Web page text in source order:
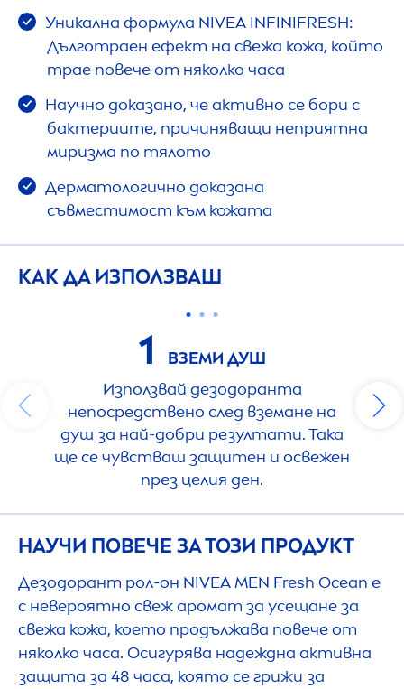
Уникална формула NIVEA INFINIFRESH:
Дълготраен ефект на свежа кожа, който
трае повече от няколко часа
Научно доказано, че активно се бори с
бактериите, причиняващи неприятна
миризма по тялото
Дерматологично доказана
съвместимост към кожата
КАК ДА ИЗПОЛЗВАШ
1
ВЗЕМИ ДУШ
Използвай дезодоранта
непосредствено след вземане на
душ за най-добри резултати. Така
ще се чувстваш защитен и освежен
през целия ден.
НАУЧИ ПОВЕЧЕ ЗА ТОЗИ ПРОДУКТ
Дезодорант рол-он NIVEAMEN Fresh Ocean е
с невероятно свеж аромат за усещане за
свежа кожа, което продължава повече от
няколко часа. Осигурява надеждна активна
защита за 48 часа, която се грижи за